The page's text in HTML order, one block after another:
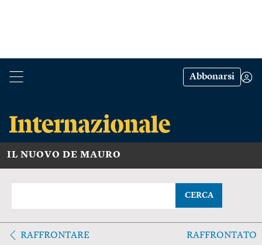
Abbonarsi
IL NUOVO DE MAURO
CERCA
RAFFRONTARE RAFFRONTATO